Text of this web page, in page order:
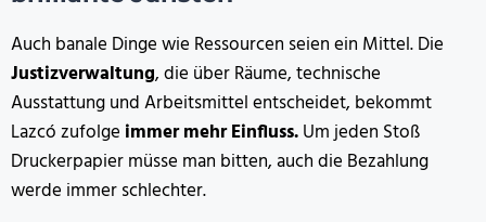
Auch banale Dinge wie Ressourcen seien ein Mittel. Die
Justizverwaltung, die über Räume, technische
Ausstattung und Arbeitsmittel entscheidet, bekommt
Lazcó zufolge immer mehr Einfluss.Um jeden Stoß
Druckerpapier müsse man bitten, auch die Bezahlung
werde immer schlechter.